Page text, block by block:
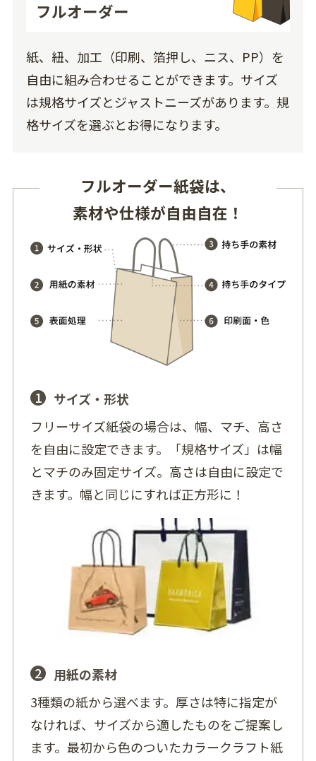
フルオーダー
紙、紐、加工（印刷、箔押し、ニス、PP）を
自由に組み合わせることができます。サイズ
は規格サイズとジャストニーズがあります。規
格サイズを選ぶとお得になります。
フルオーダー紙袋は、
素材や仕様が自由自在！
1
サイズ・形状
フリーサイズ紙袋の場合は、幅、マチ、高さ
を自由に設定できます。「規格サイズ」は幅
とマチのみ固定サイズ。高さは自由に設定で
きます。幅と同じにすれば正方形に！
2
用紙の素材
3種類の紙から選べます。厚さは特に指定が
なければ、サイズから適したものをご提案し
ます。最初から色のついたカラークラフト紙